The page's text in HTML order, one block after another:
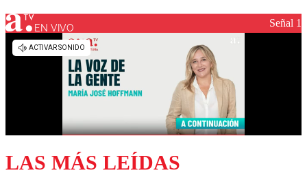
Los comentarios son moderados para garantizar un
diálogo respetuoso.
EN VIVO Señal 1
LAS MÁS LEÍDAS